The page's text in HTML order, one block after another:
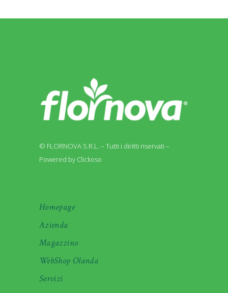
© FLORNOVA S.R.L. – Tutti i diritti riservati –
Powered by Clickoso
Homepage
Azienda
Magazzino
WebShop Olanda
Servizi